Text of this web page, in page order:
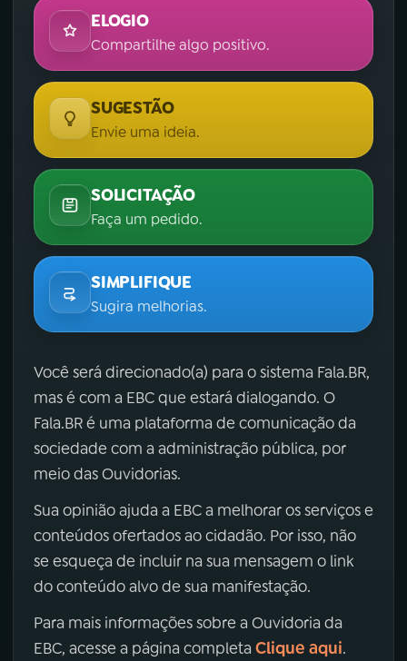
ELOGIO
Compartilhe algo positivo.
SUGESTÃO
Envie uma ideia.
SOLICITAÇÃO
Faça um pedido.
SIMPLIFIQUE
Sugira melhorias.
Você será direcionado(a) para o sistema Fala.BR,
mas é com a EBC que estará dialogando. O
Fala.BR é uma plataforma de comunicação da
sociedade com a administração pública, por
meio das Ouvidorias.
Sua opinião ajuda a EBC a melhorar os serviços e
conteúdos ofertados ao cidadão. Por isso, não
se esqueça de incluir na sua mensagem o link
do conteúdo alvo de sua manifestação.
Para mais informações sobre a Ouvidoria da
EBC, acesse a página completa Clique aqui.